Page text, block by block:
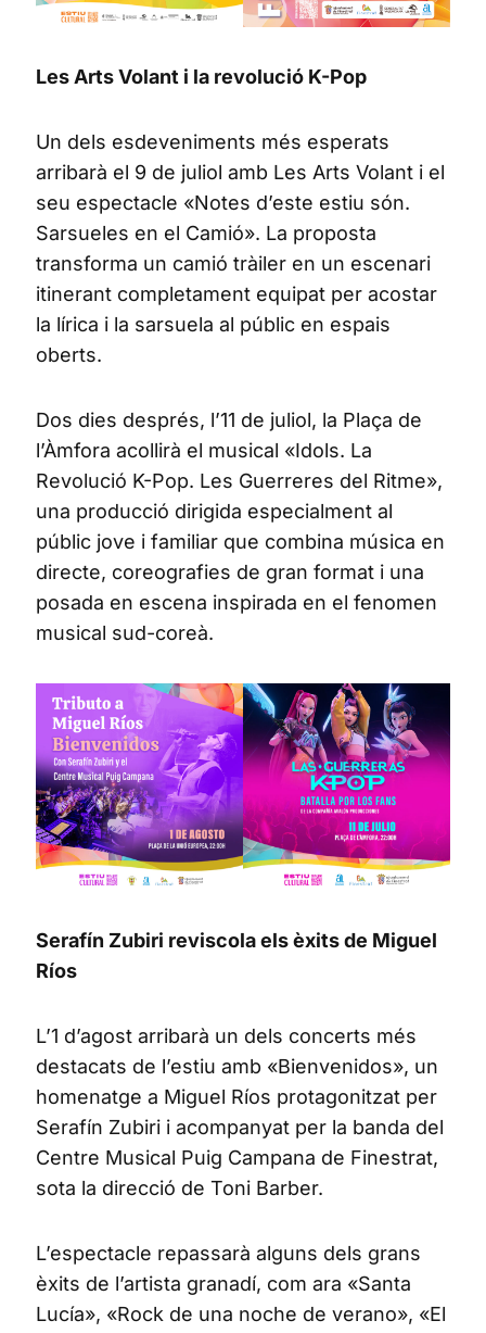
Les Arts Volant i la revolució K-Pop
Un dels esdeveniments més esperats
arribarà el 9 de juliol amb Les Arts Volant i el
seu espectacle «Notes d’este estiu són.
Sarsueles en el Camió». La proposta
transforma un camió tràiler en un escenari
itinerant completament equipat per acostar
la lírica i la sarsuela al públic en espais
oberts.
Dos dies després, l’11 de juliol, la Plaça de
l’Àmfora acollirà el musical «Idols. La
Revolució K-Pop. Les Guerreres del Ritme»,
una producció dirigida especialment al
públic jove i familiar que combina música en
directe, coreografies de gran format i una
posada en escena inspirada en el fenomen
musical sud-coreà.
Serafín Zubiri reviscola els èxits de Miguel
Ríos
L’1 d’agost arribarà un dels concerts més
destacats de l’estiu amb «Bienvenidos», un
homenatge a Miguel Ríos protagonitzat per
Serafín Zubiri i acompanyat per la banda del
Centre Musical Puig Campana de Finestrat,
sota la direcció de Toni Barber.
L’espectacle repassarà alguns dels grans
èxits de l’artista granadí, com ara «Santa
Lucía», «Rock de una noche de verano», «El